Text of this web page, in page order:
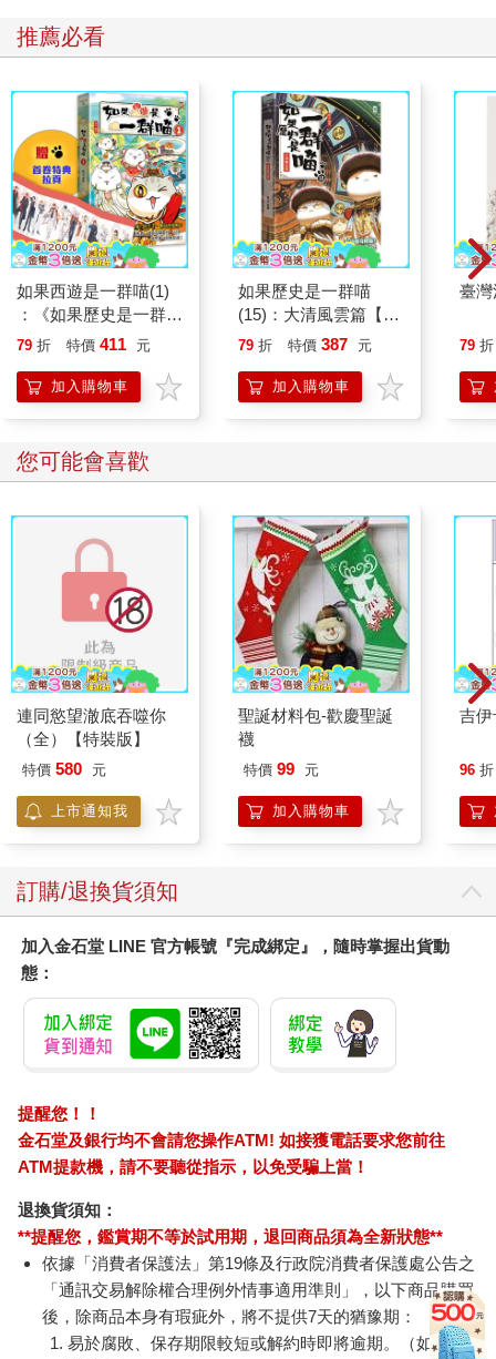
推薦必看
如果西遊是一群喵(1)
：《如果歷史是一群
喵》作者最新力作，附
79 折 特價 411 元
加入購物車
如果歷史是一群喵
(15)：大清風雲篇【萌
貓漫畫學歷史】
79 折 特價 387 元
加入購物車
臺
79 折
您可能會喜歡
連同慾望澈底吞噬你
（全）【特裝版】
特價 580 元
上市通知我
聖誕材料包-歡慶聖誕
襪
特價 99 元
加入購物車
吉
96 折
訂購/退換貨須知
加入金石堂 LINE 官方帳號『完成綁定』，隨時掌握出貨動
態：
提醒您！！
金石堂及銀行均不會請您操作ATM! 如接獲電話要求您前往
ATM提款機，請不要聽從指示，以免受騙上當！
退換貨須知：
**提醒您，鑑賞期不等於試用期，退回商品須為全新狀態**
依據「消費者保護法」第19條及行政院消費者保護處公告之
「通訊交易解除權合理例外情事適用準則」，以下商品購買
後，除商品本身有瑕疵外，將不提供7天的猶豫期：
易於腐敗、保存期限較短或解約時即將逾期。（如：生